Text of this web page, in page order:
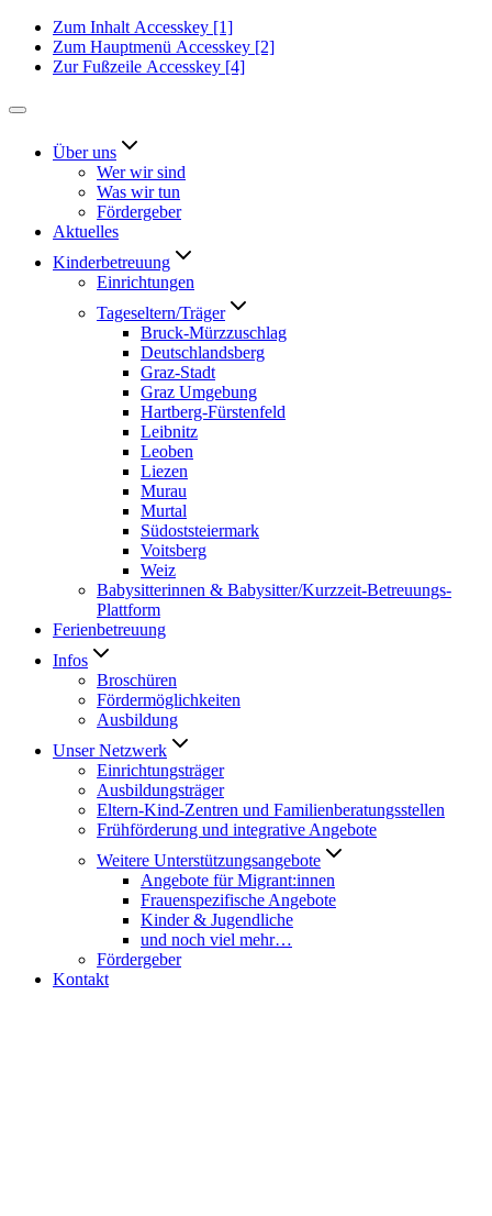
Zum Inhalt Accesskey [1]
Zum Hauptmenü Accesskey [2]
Zur Fußzeile Accesskey [4]
Über uns
Wer wir sind
Was wir tun
Fördergeber
Aktuelles
Kinderbetreuung
Einrichtungen
Tageseltern/Träger
Bruck-Mürzzuschlag
Deutschlandsberg
Graz-Stadt
Graz Umgebung
Hartberg-Fürstenfeld
Leibnitz
Leoben
Liezen
Murau
Murtal
Südoststeiermark
Voitsberg
Weiz
Babysitterinnen & Babysitter/Kurzzeit-Betreuungs-
Plattform
Ferienbetreuung
Infos
Broschüren
Fördermöglichkeiten
Ausbildung
Unser Netzwerk
Einrichtungsträger
Ausbildungsträger
Eltern-Kind-Zentren und Familienberatungsstellen
Frühförderung und integrative Angebote
Weitere Unterstützungsangebote
Angebote für Migrant:innen
Frauenspezifische Angebote
Kinder & Jugendliche
und noch viel mehr…
Fördergeber
Kontakt